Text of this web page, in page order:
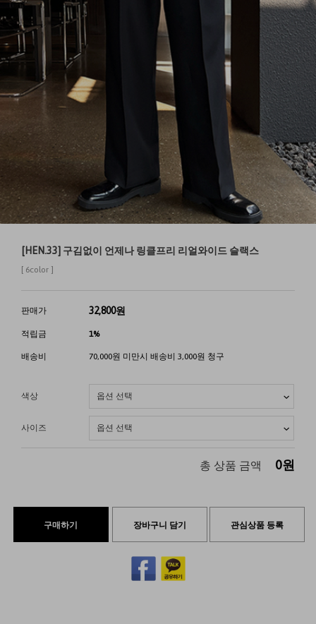
[HEN.33] 구김없이 언제나 링클프리 리얼와이드 슬랙스
[ 6color ]
판매가 32,800원
적립금 1%
배송비 70,000원 미만시 배송비 3,000원 청구
색상
사이즈
총 상품 금액 0원
구매하기 장바구니 담기 관심상품 등록